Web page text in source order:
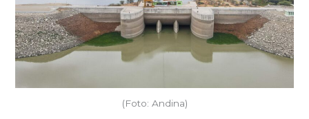
(Foto: Andina)